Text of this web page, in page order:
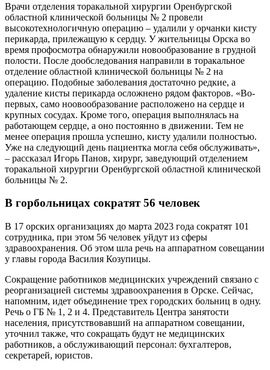
Врачи отделения торакальной хирургии Оренбургской
областной клинической больницы № 2 провели
высокотехнологичную операцию – удалили у орчанки кисту
перикарда, прилежащую к сердцу. У жительницы Орска во
время профосмотра обнаружили новообразование в грудной
полости. После дообследования направили в торакальное
отделение областной клинической больницы № 2 на
операцию. Подобные заболевания достаточно редкие, а
удаление кисты перикарда осложнено рядом факторов. «Во-
первых, само ноовообразование расположено на сердце и
крупных сосудах. Кроме того, операция выполнялась на
работающем сердце, а оно постоянно в движении. Тем не
менее операция прошла успешно, кисту удалили полностью.
Уже на следующий день пациентка могла себя обслуживать»,
– рассказал Игорь Панов, хирург, заведующий отделением
торакальной хирургии Оренбургской областной клинической
больницы № 2.
В горбольницах сократят 56 человек
В 17 орских организациях до марта 2023 года сократят 101
сотрудника, при этом 56 человек уйдут из сферы
здравоохранения. Об этом шла речь на аппаратном совещании
у главы города Василия Козупицы.
Сокращение работников медицинских учреждений связано с
реорганизацией системы здравоохранения в Орске. Сейчас,
напомним, идет объединение трех городских больниц в одну.
Речь о ГБ № 1, 2 и 4. Представитель Центра занятости
населения, присутствовавший на аппаратном совещании,
уточнил также, что сокращать будут не медицинских
работников, а обслуживающий персонал: бухгалтеров,
секретарей, юристов.